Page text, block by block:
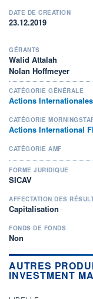
DATE DE CRÉATION
23.12.2019
GÉRANTS
Walid Attalah
Nolan Hoffmeyer
CATÉGORIE GÉNÉRALE
Actions Internationales
CATÉGORIE
Actions International
CATÉGORIE AMF
FORME JURIDIQUE
SICAV
AFFECTATION DES
Capitalisation
FONDS DE FONDS
Non
AUTRES
INVESTMENT